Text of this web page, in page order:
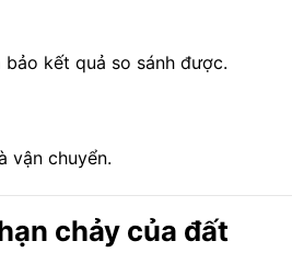
kết quả so sánh được.
vận chuyển.
chảy của đất